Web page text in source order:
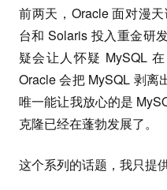
前两天，Oracle 面对漫
台和 Solaris 投入重金研
疑会让人怀疑 MySQL
Oracle 会把 MySQL 剥离
唯一能让我放心的是
克隆已经在蓬勃发展了。
这个系列的话题，我只提